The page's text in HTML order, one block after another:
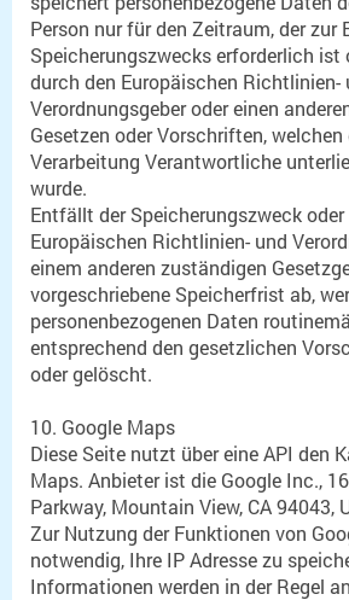
Person nur für den Zeitraum, der zur
Speicherungszwecks erforderlich ist
durch den Europäischen Richtlinien-
Verordnungsgeber oder einen
Gesetzen oder Vorschriften, welchen
Verarbeitung Verantwortliche
wurde.
Entfällt der Speicherungszweck
Europäischen Richtlinien- und
einem anderen zuständigen
vorgeschriebene Speicherfrist ab,
personenbezogenen Daten
entsprechend den gesetzlichen
oder gelöscht.
10. Google Maps
Diese Seite nutzt über eine API den
Maps. Anbieter ist die Google Inc.,
Parkway, Mountain View, CA 94043,
Zur Nutzung der Funktionen von
notwendig, Ihre IP Adresse zu
Informationen werden in der Regel